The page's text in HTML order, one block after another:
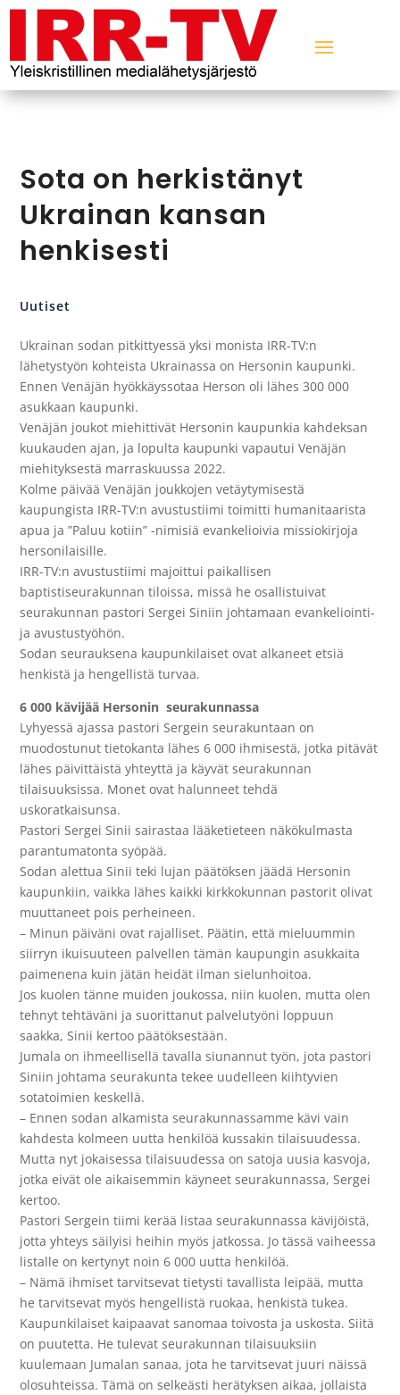
Sota on herkistänyt
Ukrainan kansan
henkisesti
Uutiset
Ukrainan sodan pitkittyessä yksi monista IRR-TV:n
lähetystyön kohteista Ukrainassa on Hersonin kaupunki.
Ennen Venäjän hyökkäyssotaa Herson oli lähes 300 000
asukkaan kaupunki.
Venäjän joukot miehittivät Hersonin kaupunkia kahdeksan
kuukauden ajan, ja lopulta kaupunki vapautui Venäjän
miehityksestä marraskuussa 2022.
Kolme päivää Venäjän joukkojen vetäytymisestä
kaupungista IRR-TV:n avustustiimi toimitti humanitaarista
apua ja ”Paluu kotiin” -nimisiä evankelioivia missiokirjoja
hersonilaisille.
IRR-TV:n avustustiimi majoittui paikallisen
baptistiseurakunnan tiloissa, missä he osallistuivat
seurakunnan pastori Sergei Siniin johtamaan evankeliointi-
ja avustustyöhön.
Sodan seurauksena kaupunkilaiset ovat alkaneet etsiä
henkistä ja hengellistä turvaa.
6 000 kävijää Hersonin seurakunnassa
Lyhyessä ajassa pastori Sergein seurakuntaan on
muodostunut tietokanta lähes 6 000 ihmisestä, jotka pitävät
lähes päivittäistä yhteyttä ja käyvät seurakunnan
tilaisuuksissa. Monet ovat halunneet tehdä
uskoratkaisunsa.
Pastori Sergei Sinii sairastaa lääketieteen näkökulmasta
parantumatonta syöpää.
Sodan alettua Sinii teki lujan päätöksen jäädä Hersonin
kaupunkiin, vaikka lähes kaikki kirkkokunnan pastorit olivat
muuttaneet pois perheineen.
– Minun päiväni ovat rajalliset. Päätin, että mieluummin
siirryn ikuisuuteen palvellen tämän kaupungin asukkaita
paimenena kuin jätän heidät ilman sielunhoitoa.
Jos kuolen tänne muiden joukossa, niin kuolen, mutta olen
tehnyt tehtäväni ja suorittanut palvelutyöni loppuun
saakka, Sinii kertoo päätöksestään.
Jumala on ihmeellisellä tavalla siunannut työn, jota pastori
Siniin johtama seurakunta tekee uudelleen kiihtyvien
sotatoimien keskellä.
– Ennen sodan alkamista seurakunnassamme kävi vain
kahdesta kolmeen uutta henkilöä kussakin tilaisuudessa.
Mutta nyt jokaisessa tilaisuudessa on satoja uusia kasvoja,
jotka eivät ole aikaisemmin käyneet seurakunnassa, Sergei
kertoo.
Pastori Sergein tiimi kerää listaa seurakunnassa kävijöistä,
jotta yhteys säilyisi heihin myös jatkossa. Jo tässä vaiheessa
listalle on kertynyt noin 6 000 uutta henkilöä.
– Nämä ihmiset tarvitsevat tietysti tavallista leipää, mutta
he tarvitsevat myös hengellistä ruokaa, henkistä tukea.
Kaupunkilaiset kaipaavat sanomaa toivosta ja uskosta. Siitä
on puutetta. He tulevat seurakunnan tilaisuuksiin
kuulemaan Jumalan sanaa, jota he tarvitsevat juuri näissä
olosuhteissa. Tämä on selkeästi herätyksen aikaa, jollaista